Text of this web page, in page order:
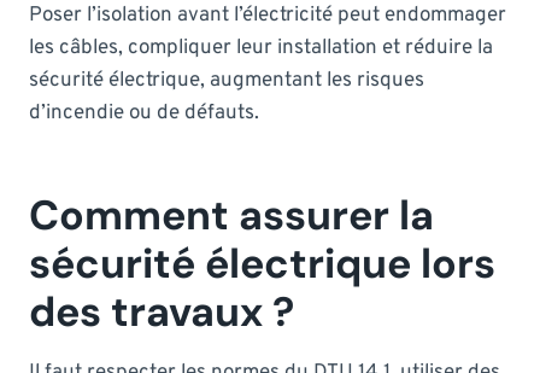
Poser l’isolation avant l’électricité peut endommager
les câbles, compliquer leur installation et réduire la
sécurité électrique, augmentant les risques
d’incendie ou de défauts.
Comment assurer la
sécurité électrique lors
des travaux ?